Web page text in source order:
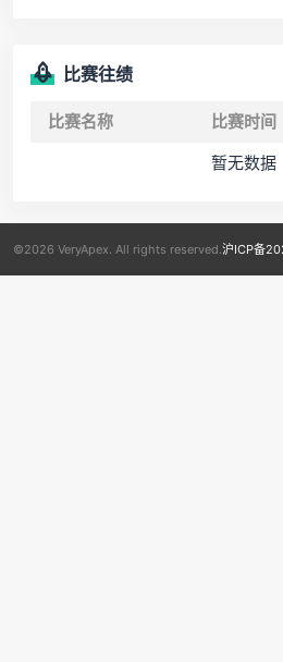
比赛往绩
比赛名称 比赛时间
暂无数据
©2026 VeryApex. All rights reserved. 沪ICP备